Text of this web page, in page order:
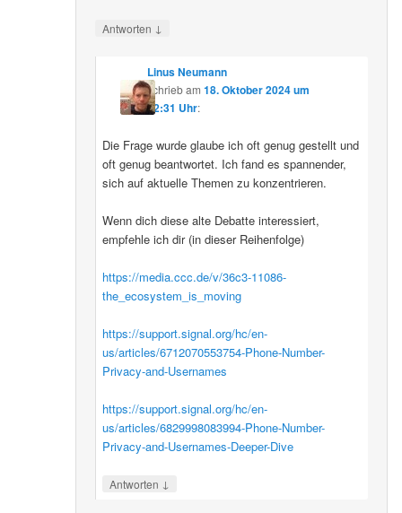
Antworten ↓
Linus Neumann
schriebam 18. Oktober 2024 um
12:31 Uhr:
Die Frage wurde glaube ich oft genug gestellt und
oft genug beantwortet. Ich fand es spannender,
sich auf aktuelle Themen zu konzentrieren.
Wenn dich diese alte Debatte interessiert,
empfehle ich dir (in dieser Reihenfolge)
https://media.ccc.de/v/36c3-11086-
the_ecosystem_is_moving
https://support.signal.org/hc/en-
us/articles/6712070553754-Phone-Number-
Privacy-and-Usernames
https://support.signal.org/hc/en-
us/articles/6829998083994-Phone-Number-
Privacy-and-Usernames-Deeper-Dive
Antworten ↓